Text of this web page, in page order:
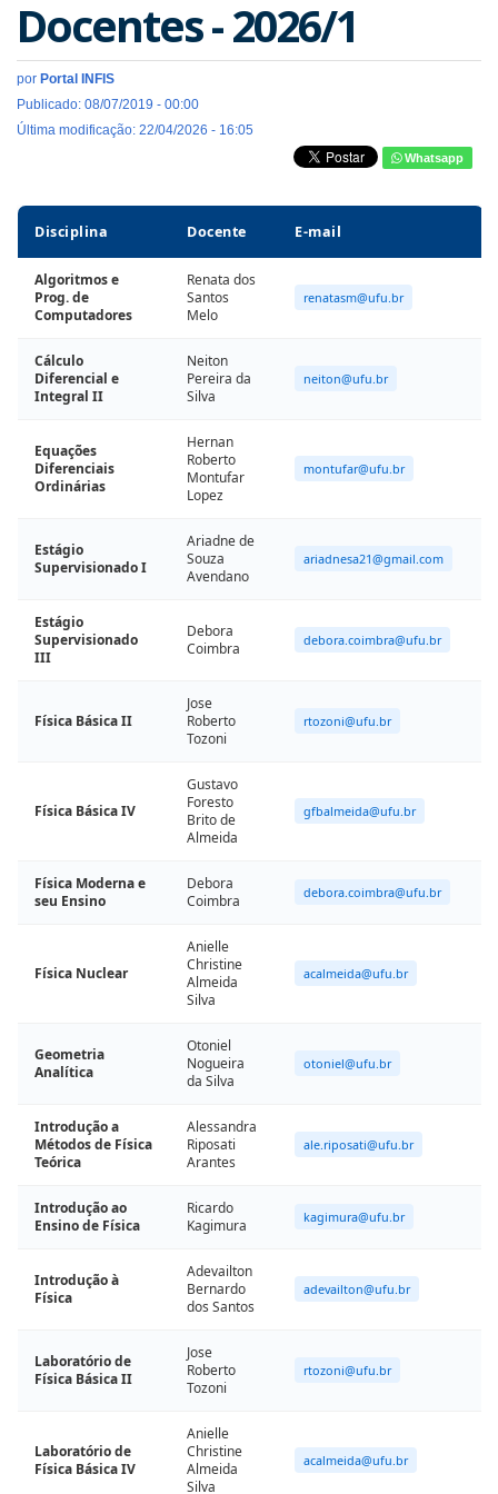
Docentes - 2026/1
por Portal INFIS
Publicado: 08/07/2019 - 00:00
Última modificação: 22/04/2026 - 16:05
Whatsapp
Disciplina Docente E-mail
Algoritmos e
Prog. de
Computadores
Renata dos
Santos
Melo
renatasm@ufu.br
Cálculo
Diferencial e
Integral II
Neiton
Pereira da
Silva
neiton@ufu.br
Equações
Diferenciais
Ordinárias
Hernan
Roberto
Montufar
Lopez
montufar@ufu.br
Estágio
Supervisionado I
Ariadne de
Souza
Avendano
ariadnesa21@gmail.com
Estágio
Supervisionado
III
Debora
Coimbra
debora.coimbra@ufu.br
Física Básica II
Jose
Roberto
Tozoni
rtozoni@ufu.br
Física Básica IV
Gustavo
Foresto
Brito de
Almeida
gfbalmeida@ufu.br
Física Moderna e
seu Ensino
Debora
Coimbra
debora.coimbra@ufu.br
Física Nuclear
Anielle
Christine
Almeida
Silva
acalmeida@ufu.br
Geometria
Analítica
Otoniel
Nogueira
da Silva
otoniel@ufu.br
Introdução a
Métodos de Física
Teórica
Alessandra
Riposati
Arantes
ale.riposati@ufu.br
Introdução ao
Ensino de Física
Ricardo
Kagimura
kagimura@ufu.br
Introdução à
Física
Adevailton
Bernardo
dos Santos
adevailton@ufu.br
Laboratório de
Física Básica II
Jose
Roberto
Tozoni
rtozoni@ufu.br
Laboratório de
Física Básica IV
Anielle
Christine
Almeida
Silva
acalmeida@ufu.br